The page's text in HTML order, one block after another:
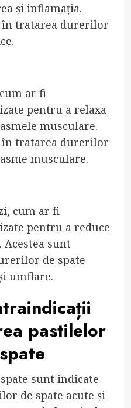
și inflamația.
în tratarea durerilor
ar fi
pentru a relaxa
musculare.
în tratarea durerilor
musculare.
cum ar fi
pentru a reduce
sunt
de spate
umflare.
pastilelor
sunt indicate
de spate acute și